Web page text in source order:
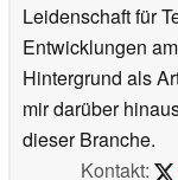
Leidenschaft für
Entwicklungen
Hintergrund als
mir darüber
dieser Branche.
Kontakt: